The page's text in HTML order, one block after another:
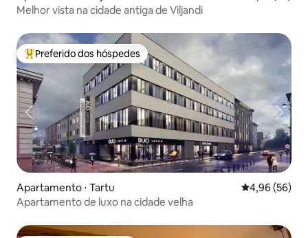
Melhor vista na cidade antiga de Viljandi
Entre os melhores preferidos dos hóspedes
Preferido dos hóspedes
Apartamento ⋅ Tartu 4,96 de uma
4,96 (56)
Apartamento de luxo na cidade velha